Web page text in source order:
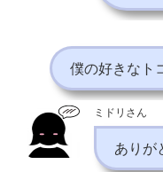
僕の好きなト
ミドリさん
ありが